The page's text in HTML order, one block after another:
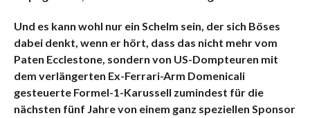
Und es kann wohl nur ein Schelm sein, der sich Böses
dabei denkt, wenn er hört, dass das nicht mehr vom
Paten Ecclestone, sondern von US-Dompteuren mit
dem verlängerten Ex-Ferrari-Arm Domenicali
gesteuerte Formel-1-Karussell zumindest für die
nächsten fünf Jahre von einem ganz speziellen Sponsor